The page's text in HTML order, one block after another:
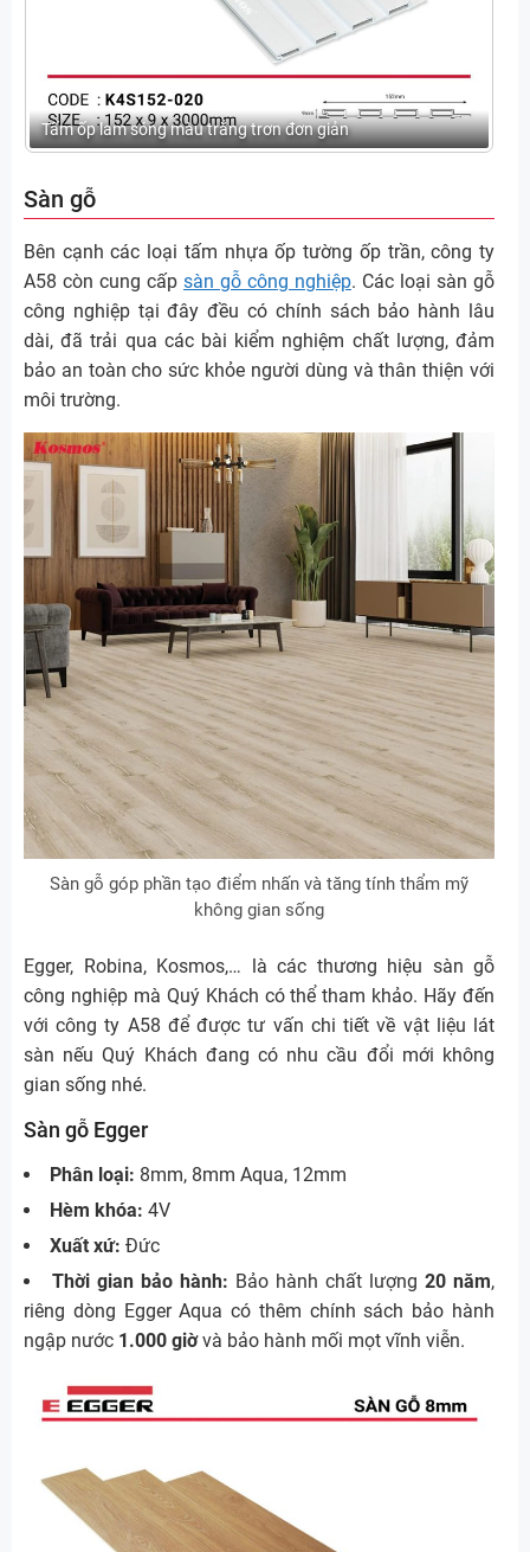
Tấm ốp lam sóng màu trắng trơn đơn giản
Sàn gỗ
Bên cạnh các loại tấm nhựa ốp tường ốp trần, công ty
A58 còn cung cấp sàn gỗ công nghiệp. Các loại sàn gỗ
công nghiệp tại đây đều có chính sách bảo hành lâu
dài, đã trải qua các bài kiểm nghiệm chất lượng, đảm
bảo an toàn cho sức khỏe người dùng và thân thiện với
môi trường.
Sàn gỗ góp phần tạo điểm nhấn và tăng tính thẩm mỹ
không gian sống
Egger, Robina, Kosmos,… là các thương hiệu sàn gỗ
công nghiệp mà Quý Khách có thể tham khảo. Hãy đến
với công ty A58 để được tư vấn chi tiết về vật liệu lát
sàn nếu Quý Khách đang có nhu cầu đổi mới không
gian sống nhé.
Sàn gỗ Egger
Phân loại: 8mm, 8mm Aqua, 12mm
Hèm khóa: 4V
Xuất xứ: Đức
Thời gian bảo hành: Bảo hành chất lượng 20 năm,
riêng dòng Egger Aqua có thêm chính sách bảo hành
ngập nước 1.000 giờvà bảo hành mối mọt vĩnh viễn.